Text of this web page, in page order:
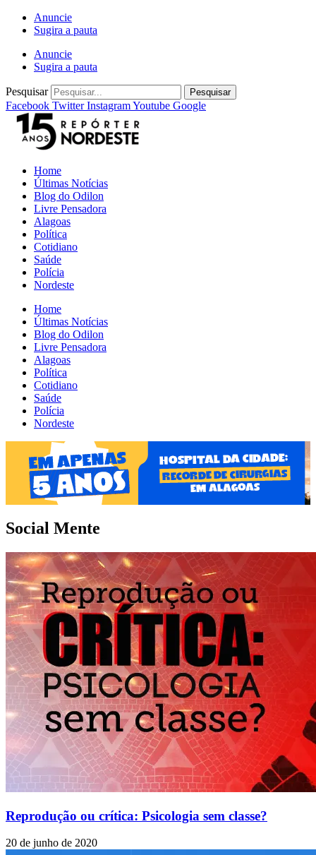
para
conteúdo
Anuncie
Sugira a pauta
Anuncie
Sugira a pauta
Pesquisar Pesquisar
Facebook Twitter InstagramYoutube Google
Home
Últimas Notícias
Blog do Odilon
Livre Pensadora
Alagoas
Política
Cotidiano
Saúde
Polícia
Nordeste
Home
Últimas Notícias
Blog do Odilon
Livre Pensadora
Alagoas
Política
Cotidiano
Saúde
Polícia
Nordeste
Social Mente
Reprodução ou crítica: Psicologia sem classe?
20 de junho de 2020